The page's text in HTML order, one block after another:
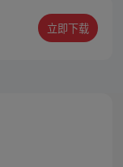
队将这样的他
立即下载